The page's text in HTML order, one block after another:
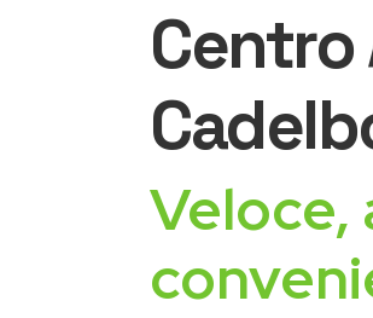
Centro